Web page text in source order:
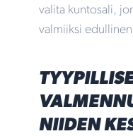
valita kuntosali,
valmiiksi
NIIDEN